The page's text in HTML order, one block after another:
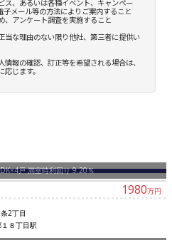
戸 満室時利回り 9.20％
1980万円
2丁目
８丁目駅